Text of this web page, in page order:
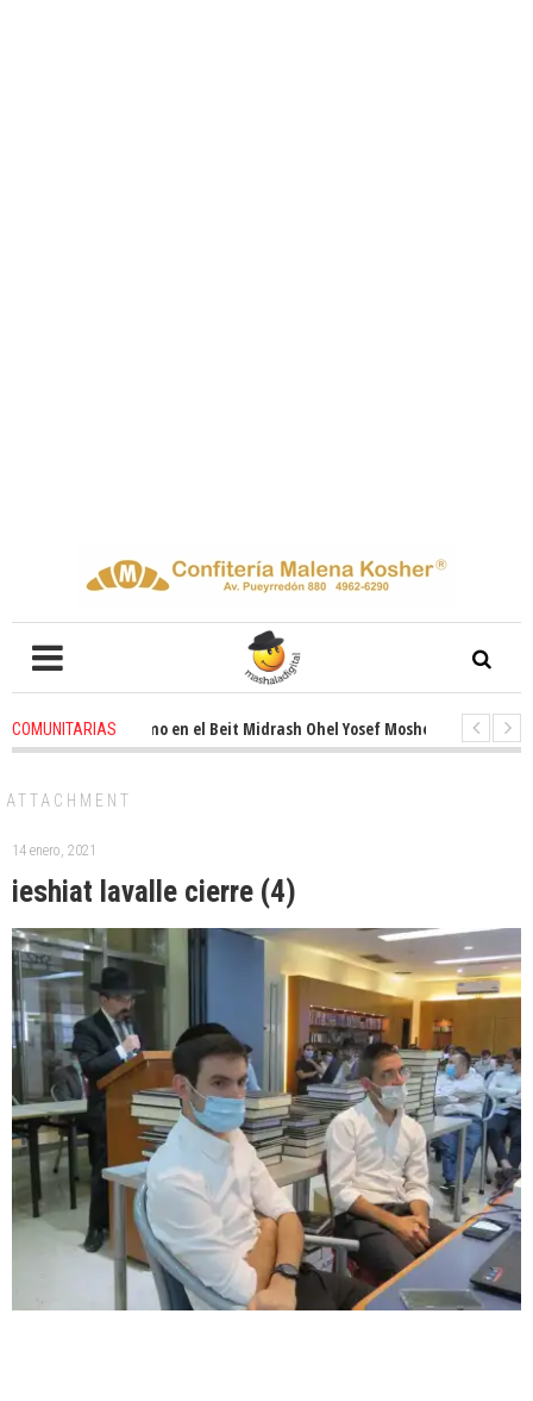
COMUNITARIAS
entusiasmo en el Beit Midrash Ohel Yosef Moshe 1 months ago -
ATTACHMENT
14 enero, 2021
ieshiat lavalle cierre (4)